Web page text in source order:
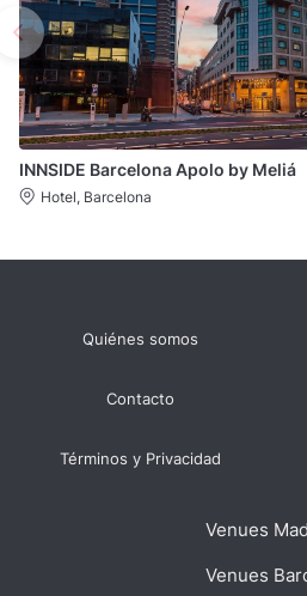
INNSIDE Barcelona Apolo by Meliá
Hotel, Barcelona
Venues
Venues
Quiénes somos
Contacto
Términos y Privacidad